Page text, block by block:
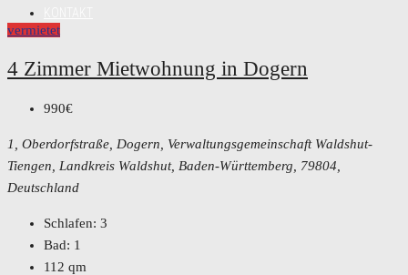
vermietet
4 Zimmer Mietwohnung in Dogern
990€
1, Oberdorfstraße, Dogern, Verwaltungsgemeinschaft Waldshut-
Tiengen, Landkreis Waldshut, Baden-Württemberg, 79804,
Deutschland
Schlafen: 3
Bad: 1
112 qm